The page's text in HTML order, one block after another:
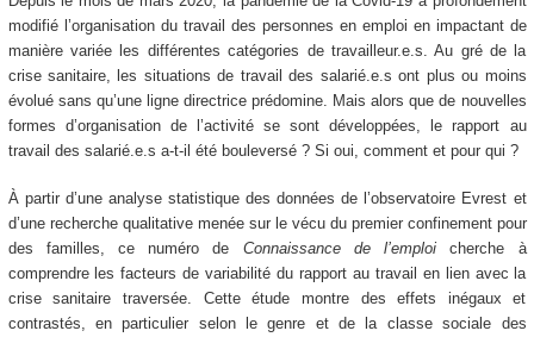
modifié l’organisation du travail des personnes en emploi en impactant de
manière variée les différentes catégories de travailleur.e.s. Au gré de la
crise sanitaire, les situations de travail des salarié.e.s ont plus ou moins
évolué sans qu’une ligne directrice prédomine. Mais alors que de nouvelles
formes d’organisation de l’activité se sont développées, le rapport au
travail des salarié.e.s a-t-il été bouleversé ? Si oui, comment et pour qui ?
À partir d’une analyse statistique des données de l’observatoire Evrest et
d’une recherche qualitative menée sur le vécu du premier confinement pour
des familles, ce numéro de Connaissance de l’emploicherche à
comprendre les facteurs de variabilité du rapport au travail en lien avec la
crise sanitaire traversée. Cette étude montre des effets inégaux et
contrastés, en particulier selon le genre et de la classe sociale des